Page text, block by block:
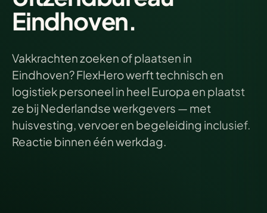
Eindhoven.
Vakkrachten zoeken of plaatsen in
Eindhoven? FlexHero werft technisch en
logistiek personeel in heel Europa en plaatst
ze bij Nederlandse werkgevers — met
huisvesting, vervoer en begeleiding inclusief.
Reactie binnen één werkdag.